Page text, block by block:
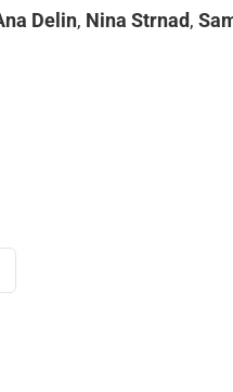
Delin, Nina Strnad,